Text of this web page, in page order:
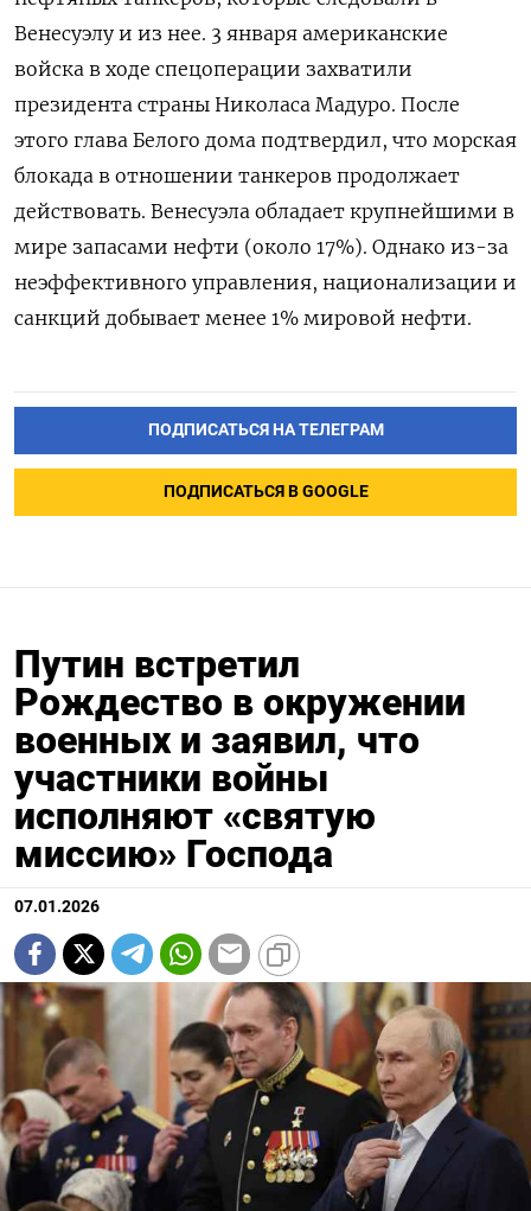
Венесуэлу и из нее. 3 января американские
войска в ходе спецоперации захватили
президента страны Николаса Мадуро. После
этого глава Белого дома подтвердил, что морская
блокада в отношении танкеров продолжает
действовать. Венесуэла обладает крупнейшими в
мире запасами нефти (около 17%). Однако из-за
неэффективного управления, национализации и
санкций добывает менее 1% мировой нефти.
ПОДПИСАТЬСЯ НА ТЕЛЕГРАМ
ПОДПИСАТЬСЯ В GOOGLE
Путин встретил
Рождество в окружении
военных и заявил, что
участники войны
исполняют «святую
миссию» Господа
07.01.2026